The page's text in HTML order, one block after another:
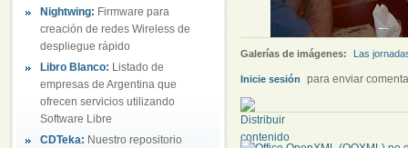
Nightwing: Firmware para
creación de redes Wireless de
despliegue rápido
Libro Blanco: Listado de
empresas de Argentina que
ofrecen servicios utilizando
Software Libre
CDTeka: Nuestro repositorio
Galerías de imágenes: Las
Inicie sesión para enviar